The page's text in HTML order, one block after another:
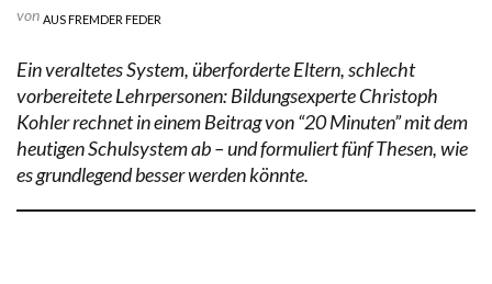
von AUS FREMDER FEDER
Ein veraltetes System, überforderte Eltern, schlecht
vorbereitete Lehrpersonen: Bildungsexperte Christoph
Kohler rechnet in einem Beitrag von “20 Minuten” mit dem
heutigen Schulsystem ab – und formuliert fünf Thesen, wie
es grundlegend besser werden könnte.